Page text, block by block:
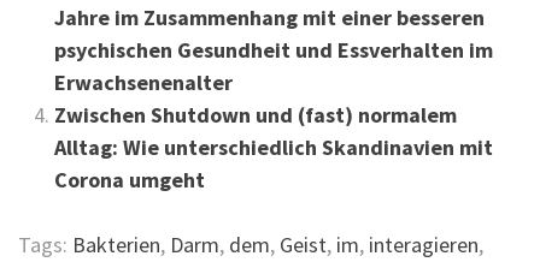
Jahre im Zusammenhang mit einer besseren
psychischen Gesundheit und Essverhalten im
Erwachsenenalter
Zwischen Shutdown und (fast) normalem
Alltag: Wie unterschiedlich Skandinavien mit
Corona umgeht
Tags: Bakterien, Darm, dem, Geist, im, interagieren,